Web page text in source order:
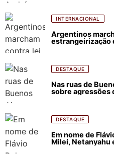
INTERNACIONAL
Argentinos
estrangeirização
DESTAQUE
Nas ruas de
sobre agressões
DESTAQUE
Em nome de
Milei, Netanyahu